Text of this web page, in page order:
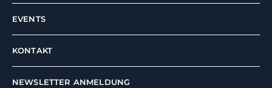
EVENTS
KONTAKT
NEWSLETTER ANMELDUNG